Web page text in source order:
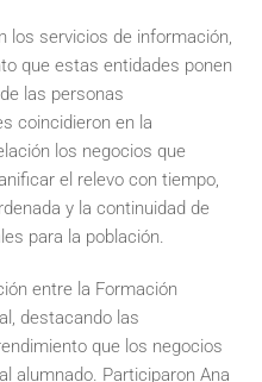
los servicios de información,
que estas entidades ponen
las personas
coincidieron en la
los negocios que
el relevo con tiempo,
y la continuidad de
para la población.
entre la Formación
destacando las
que los negocios
alumnado. Participaron Ana